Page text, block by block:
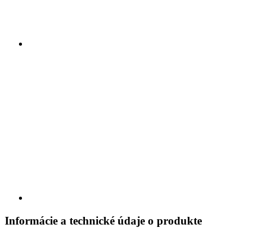
Informácie a technické údaje o produkte